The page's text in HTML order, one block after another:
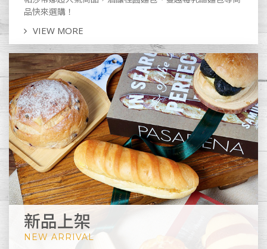
品快來選購！
VIEW MORE
新品上架
NEW ARRIVAL